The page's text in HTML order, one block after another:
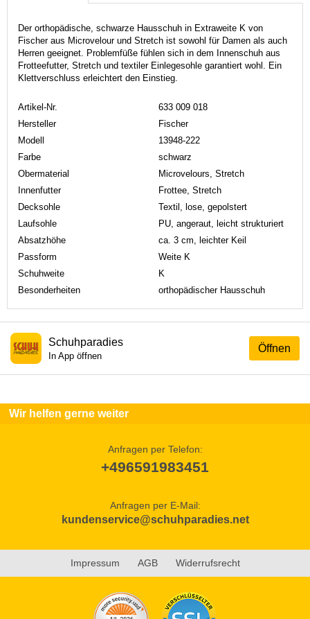
Der orthopädische, schwarze Hausschuh in Extraweite K von
Fischer aus Microvelour und Stretch ist sowohl für Damen als auch
Herren geeignet. Problemfüße fühlen sich in dem Innenschuh aus
Frotteefutter, Stretch und textiler Einlegesohle garantiert wohl. Ein
Klettverschluss erleichtert den Einstieg.
Artikel-Nr.
633 009 018
Hersteller
Fischer
Modell
13948-222
Farbe
schwarz
Obermaterial
Microvelours, Stretch
Innenfutter
Frottee, Stretch
Decksohle
Textil, lose, gepolstert
Laufsohle
PU, angeraut, leicht strukturiert
Absatzhöhe
ca. 3 cm, leichter Keil
Passform
Weite K
Schuhweite
K
Besonderheiten
orthopädischer Hausschuh
Öffnen
Schuhparadies
In App öffnen
Wir helfen gerne weiter
Anfragen per Telefon:
+496591983451
Anfragen per E-Mail:
kundenservice@schuhparadies.net
Impressum AGB Widerrufsrecht